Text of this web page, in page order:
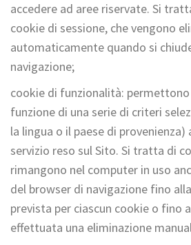
accedere ad aree riservate. Si
cookie di sessione, che vengono
automaticamente quando si
navigazione;
cookie di funzionalità: permettono
funzione di una serie di criteri
la lingua o il paese di
servizio reso sul Sito. Si tratta di
rimangono nel computer in uso
del browser di navigazione fino
prevista per ciascun cookie o fino
effettuata una eliminazione